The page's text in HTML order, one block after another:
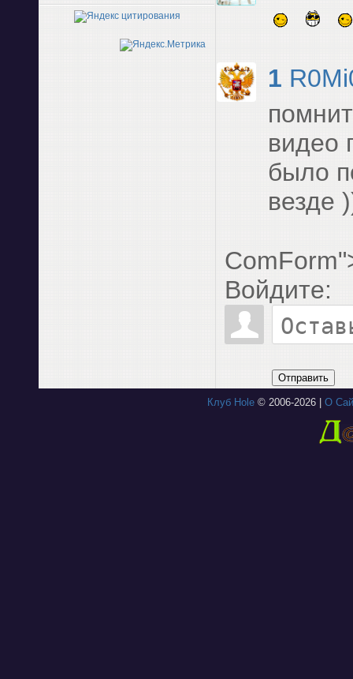
1
видео
было
везде
Войдите:
Отправить
Клуб Hole© 2006-2026 | О